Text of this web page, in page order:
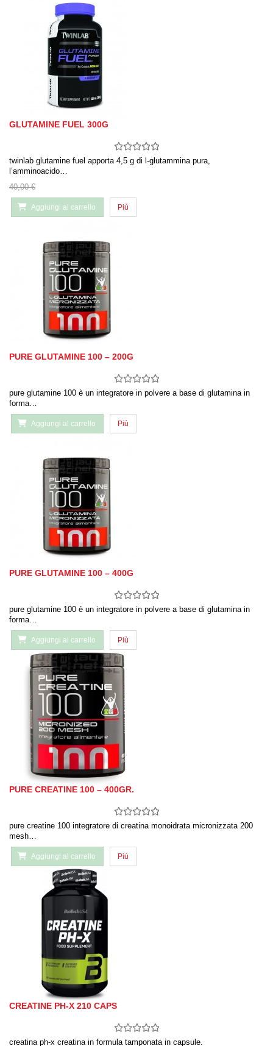
GLUTAMINE FUEL 300G
twinlab glutamine fuel apporta 4,5 g di l-glutammina pura,
l’amminoacido…
40,00 €
Aggiungi al carrello Più
PURE GLUTAMINE 100 – 200G
pure glutamine 100 è un integratore in polvere a base di glutamina in
forma…
Aggiungi al carrello Più
PURE GLUTAMINE 100 – 400G
pure glutamine 100 è un integratore in polvere a base di glutamina in
forma…
Aggiungi al carrello Più
PURE CREATINE 100 – 400GR.
pure creatine 100 integratore di creatina monoidrata micronizzata 200
mesh…
Aggiungi al carrello Più
CREATINE PH-X 210 CAPS
creatina ph-x creatina in formula tamponata in capsule.